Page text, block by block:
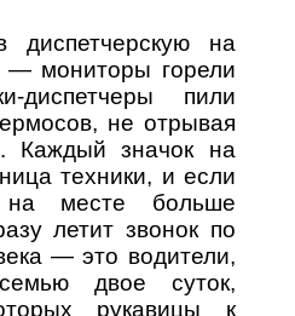
диспетчерскую на
— мониторы горели
диспетчеры пили
не отрывая
Каждый значок на
техники, и если
месте больше
летит звонок по
— это водители,
двое суток,
рукавицы к